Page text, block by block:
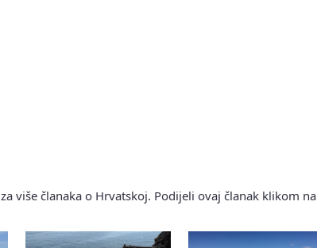
za više članaka o Hrvatskoj. Podijeli ovaj članak klikom na